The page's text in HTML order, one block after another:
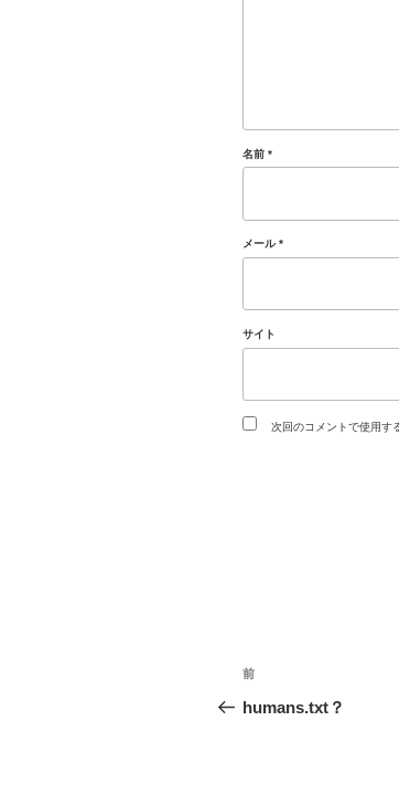
名前 *
メール*
サイト
次回のコメントで使用す
投
稿
過
去
前
humans.txt？